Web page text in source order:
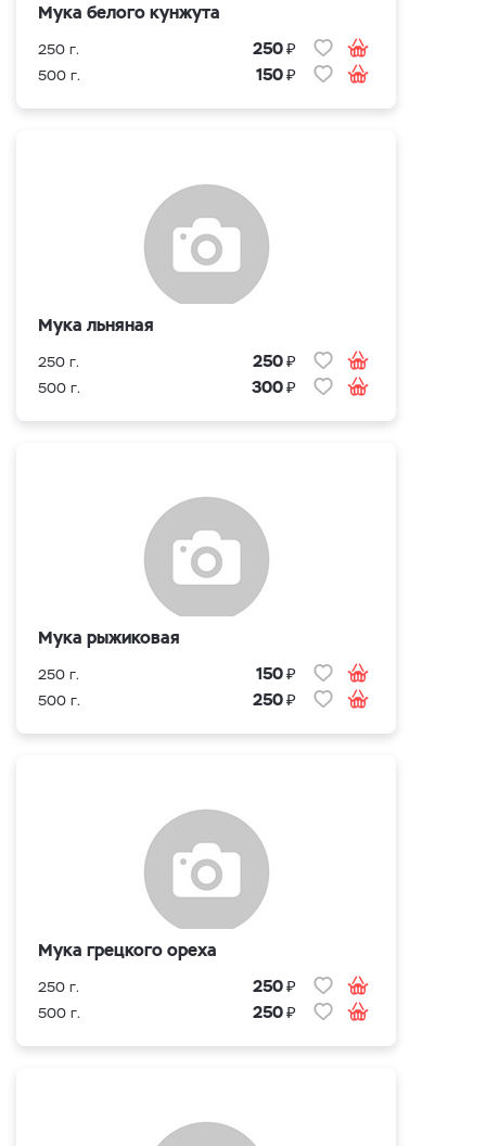
Мука белого кунжута
250 г. 250₽
500 г. 150₽
Мука льняная
250 г. 250₽
500 г. 300₽
Мука рыжиковая
250 г. 150₽
500 г. 250₽
Мука грецкого ореха
250 г. 250₽
500 г. 250₽